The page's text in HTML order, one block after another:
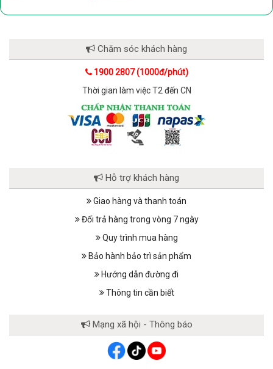
Chăm sóc khách hàng
1900 2807 (1000đ/phút)
Thời gian làm việc T2 đến CN
Hỗ trợ khách hàng
Giao hàng và thanh toán
Đổi trả hàng trong vòng 7 ngày
Quy trình mua hàng
Bảo hành bảo trì sản phẩm
Hướng dẫn đường đi
Thông tin cần biết
Mạng xã hội - Thông báo